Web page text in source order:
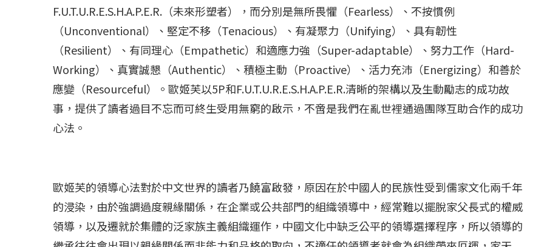
F.U.T.U.R.E.S.H.A.P.E.R.（未來形塑者），而分別是無所畏懼（Fearless）、不按慣例
（Unconventional）、堅定不移（Tenacious）、有凝聚力（Unifying）、具有韌性
（Resilient）、有同理心（Empathetic）和適應力強（Super-adaptable）、努力工作（Hard-
Working）、真實誠懇（Authentic）、積極主動（Proactive）、活力充沛（Energizing）和善於
應變（Resourceful）。歐姬芙以5P和F.U.T.U.R.E.S.H.A.P.E.R.清晰的架構以及生動勵志的成功故
事，提供了讀者過目不忘而可終生受用無窮的啟示，不啻是我們在亂世裡通過團隊互助合作的成功
心法。
歐姬芙的領導心法對於中文世界的讀者乃饒富啟發，原因在於中國人的民族性受到儒家文化兩千年
的浸染，由於強調過度親緣關係，在企業或公共部門的組織領導中，經常難以擺脫家父長式的權威
領導，以及遷就於集體的泛家族主義組織運作，中國文化中缺乏公平的領導選擇程序，所以領導的